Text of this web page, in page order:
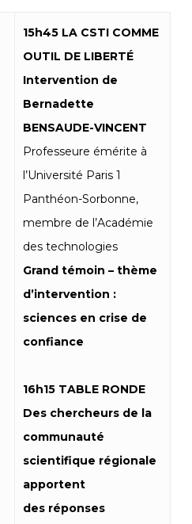
15h45 LA CSTI COMME
OUTIL DE LIBERTÉ
Intervention de
Bernadette
BENSAUDE-VINCENT
Professeure émérite à
l’Université Paris 1
Panthéon-Sorbonne,
membre de l’Académie
des technologies
Grand témoin – thème
d’intervention :
sciences en crise de
confiance
16h15 TABLE RONDE
Des chercheurs de la
communauté
scientifique régionale
apportent
des réponses